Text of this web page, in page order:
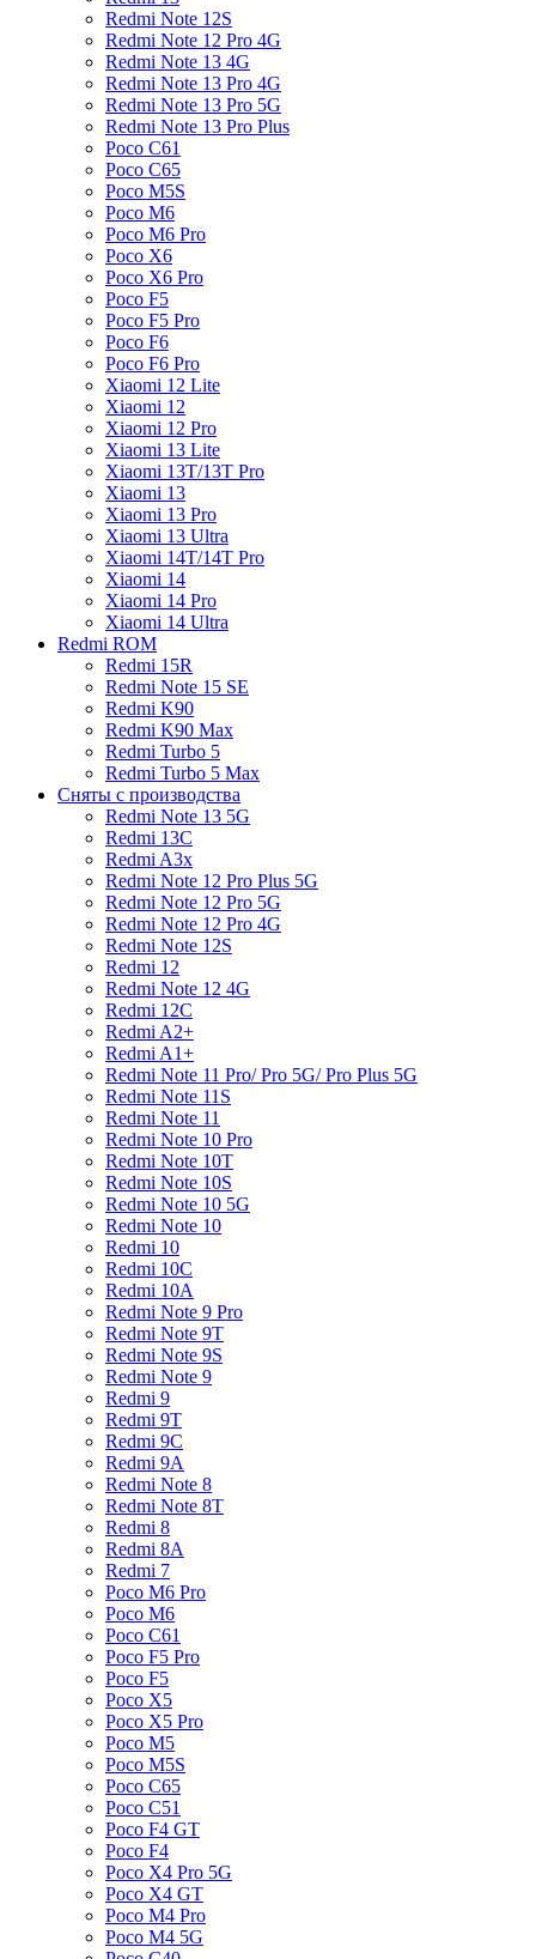
Redmi Note 12S
Redmi Note 12 Pro 4G
Redmi Note 13 4G
Redmi Note 13 Pro 4G
Redmi Note 13 Pro 5G
Redmi Note 13 Pro Plus
Poco C61
Poco C65
Poco M5S
Poco M6
Poco M6 Pro
Poco X6
Poco X6 Pro
Poco F5
Poco F5 Pro
Poco F6
Poco F6 Pro
Xiaomi 12 Lite
Xiaomi 12
Xiaomi 12 Pro
Xiaomi 13 Lite
Xiaomi 13T/13T Pro
Xiaomi 13
Xiaomi 13 Pro
Xiaomi 13 Ultra
Xiaomi 14T/14T Pro
Xiaomi 14
Xiaomi 14 Pro
Xiaomi 14 Ultra
Redmi ROM
Redmi 15R
Redmi Note 15 SE
Redmi K90
Redmi K90 Max
Redmi Turbo 5
Redmi Turbo 5 Max
Сняты с производства
Redmi Note 13 5G
Redmi 13C
Redmi A3x
Redmi Note 12 Pro Plus 5G
Redmi Note 12 Pro 5G
Redmi Note 12 Pro 4G
Redmi Note 12S
Redmi 12
Redmi Note 12 4G
Redmi 12C
Redmi A2+
Redmi A1+
Redmi Note 11 Pro/ Pro 5G/ Pro Plus 5G
Redmi Note 11S
Redmi Note 11
Redmi Note 10 Pro
Redmi Note 10T
Redmi Note 10S
Redmi Note 10 5G
Redmi Note 10
Redmi 10
Redmi 10C
Redmi 10A
Redmi Note 9 Pro
Redmi Note 9T
Redmi Note 9S
Redmi Note 9
Redmi 9
Redmi 9T
Redmi 9C
Redmi 9A
Redmi Note 8
Redmi Note 8T
Redmi 8
Redmi 8A
Redmi 7
Poco M6 Pro
Poco M6
Poco C61
Poco F5 Pro
Poco F5
Poco X5
Poco X5 Pro
Poco M5
Poco M5S
Poco C65
Poco C51
Poco F4 GT
Poco F4
Poco X4 Pro 5G
Poco X4 GT
Poco M4 Pro
Poco M4 5G